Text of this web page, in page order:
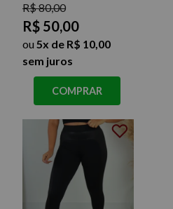
R$ 80,00
R$ 50,00
ou 5x de R$ 10,00
sem juros
COMPRAR